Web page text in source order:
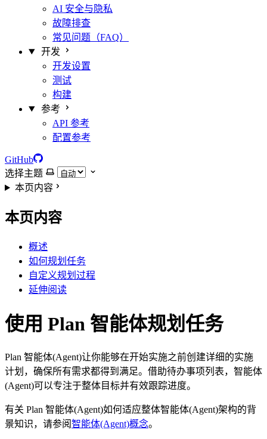
AI 安全与隐私
故障排查
常见问题（FAQ）
开发
开发设置
测试
构建
参考
API 参考
配置参考
GitHub
选择主题
本页内容
本页内容
概述
如何规划任务
自定义规划过程
延伸阅读
使用 Plan 智能体规划任务
Plan 智能体(Agent)让你能够在开始实施之前创建详细的实施
计划，确保所有需求都得到满足。借助待办事项列表，智能体
(Agent)可以专注于整体目标并有效跟踪进度。
有关 Plan 智能体(Agent)如何适应整体智能体(Agent)架构的背
景知识，请参阅智能体(Agent)概念。